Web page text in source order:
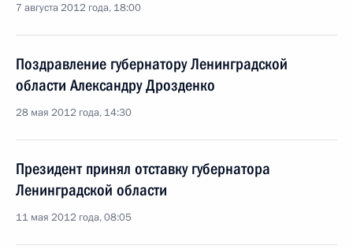
7 августа 2012 года, 18:00
Поздравление губернатору Ленинградской
области Александру Дрозденко
28 мая 2012 года, 14:30
Президент принял отставку губернатора
Ленинградской области
11 мая 2012 года, 08:05